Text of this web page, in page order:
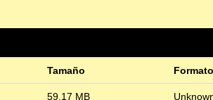
Tamaño Formato
59,17 MB